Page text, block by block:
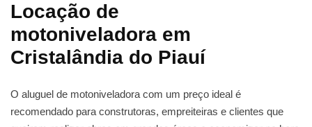
Locação de
motoniveladora em
Cristalândia do Piauí
O aluguel de motoniveladora com um preço ideal é
recomendado para construtoras, empreiteiras e clientes que